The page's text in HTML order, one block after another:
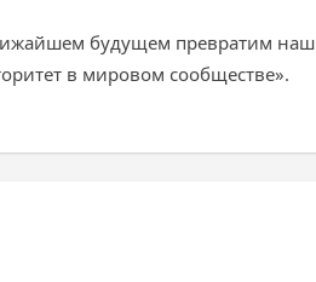
будущем превратим наш
в мировом сообществе».